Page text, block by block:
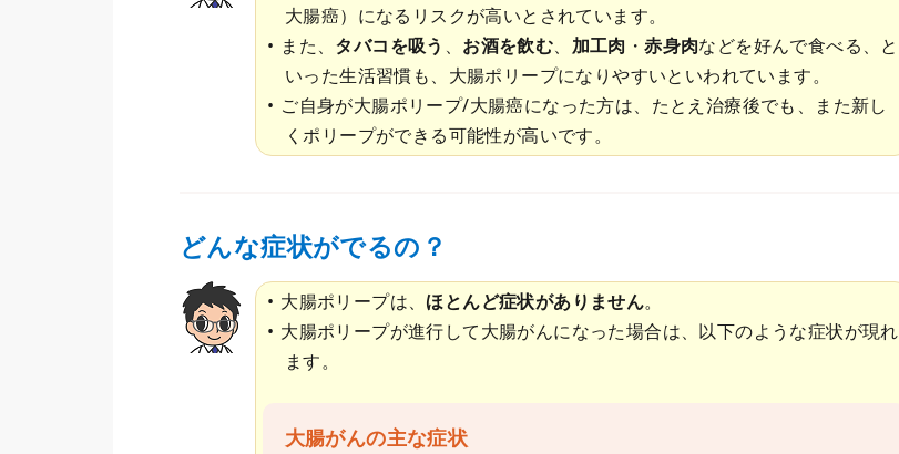
大腸癌）になるリスクが高いとされています。
また、 タバコを吸う 、 お酒を飲む、 加工肉 ・赤身肉などを好んで食べる、と
いった生活習慣も、大腸ポリープになりやすいといわれています。
ご自身が大腸ポリープ/大腸癌になった方は、たとえ治療後でも、また新し
くポリープができる可能性が高いです。
どんな症状がでるの？
大腸ポリープは、 ほとんど症状がありません。
大腸ポリープが進行して大腸がんになった場合は、以下のような症状が現れ
ます。
大腸がんの主な症状